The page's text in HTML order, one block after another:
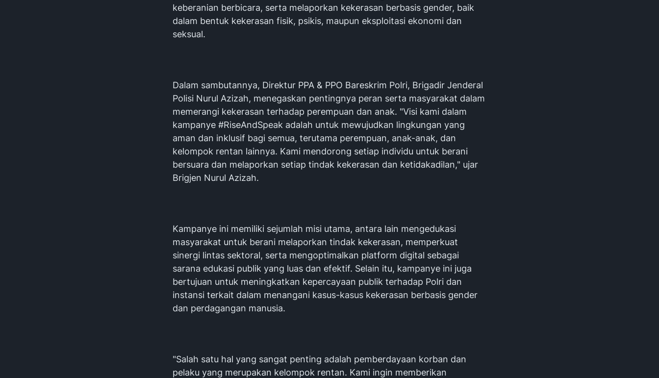
keberanian berbicara, serta melaporkan kekerasan berbasis gender, baik
dalam bentuk kekerasan fisik, psikis, maupun eksploitasi ekonomi dan
seksual.
Dalam sambutannya, Direktur PPA & PPO Bareskrim Polri, Brigadir Jenderal
Polisi Nurul Azizah, menegaskan pentingnya peran serta masyarakat dalam
memerangi kekerasan terhadap perempuan dan anak. "Visi kami dalam
kampanye #RiseAndSpeak adalah untuk mewujudkan lingkungan yang
aman dan inklusif bagi semua, terutama perempuan, anak-anak, dan
kelompok rentan lainnya. Kami mendorong setiap individu untuk berani
bersuara dan melaporkan setiap tindak kekerasan dan ketidakadilan," ujar
Brigjen Nurul Azizah.
Kampanye ini memiliki sejumlah misi utama, antara lain mengedukasi
masyarakat untuk berani melaporkan tindak kekerasan, memperkuat
sinergi lintas sektoral, serta mengoptimalkan platform digital sebagai
sarana edukasi publik yang luas dan efektif. Selain itu, kampanye ini juga
bertujuan untuk meningkatkan kepercayaan publik terhadap Polri dan
instansi terkait dalam menangani kasus-kasus kekerasan berbasis gender
dan perdagangan manusia.
"Salah satu hal yang sangat penting adalah pemberdayaan korban dan
pelaku yang merupakan kelompok rentan. Kami ingin memberikan